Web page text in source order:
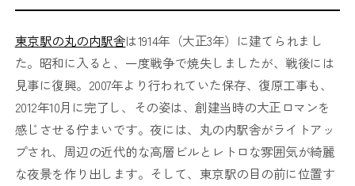
東京駅の丸の内駅舎は1914年（大正3年）に建てられまし
た。昭和に入ると、一度戦争で焼失しましたが、戦後には
見事に復興。2007年より行われていた保存、復原工事も、
2012年10月に完了し、その姿は、創建当時の大正ロマンを
感じさせる佇まいです。夜には、丸の内駅舎がライトアッ
プされ、周辺の近代的な高層ビルとレトロな雰囲気が綺麗
な夜景を作り出します。そして、東京駅の目の前に位置す